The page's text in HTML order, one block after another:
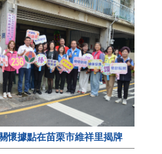
懷據點在苗栗市維祥里揭牌